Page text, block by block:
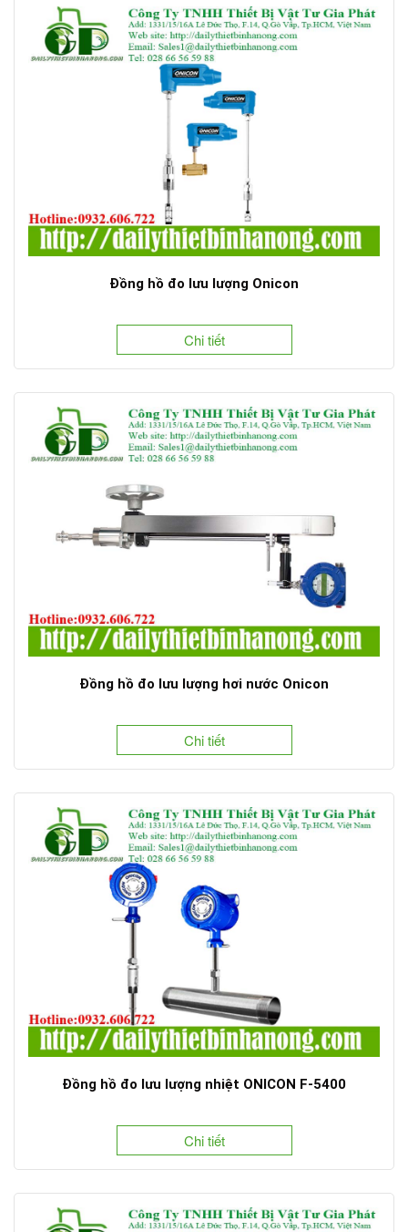
Đồng hồ đo lưu lượng Onicon
Chi tiết
Đồng hồ đo lưu lượng hơi nước Onicon
Chi tiết
Đồng hồ đo lưu lượng nhiệt ONICON F-5400
Chi tiết